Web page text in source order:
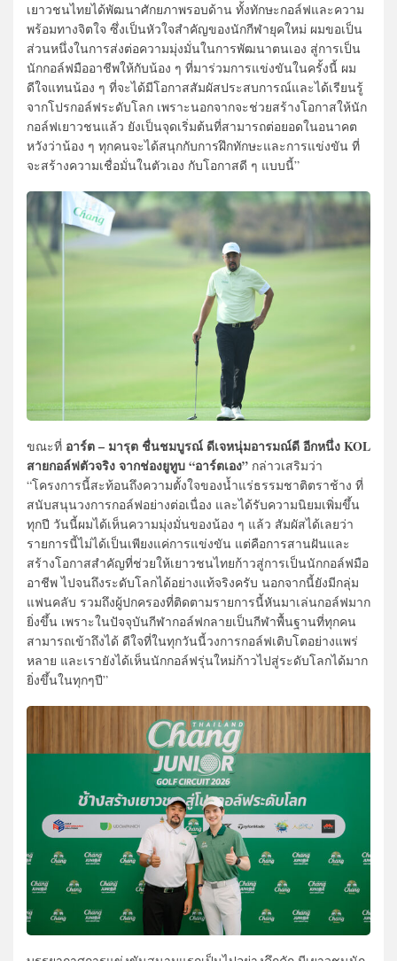
เยาวชนไทยได้พัฒนาศักยภาพรอบด้าน ทั้งทักษะกอล์ฟและความ
พร้อมทางจิตใจ ซึ่งเป็นหัวใจสำคัญของนักกีฬายุคใหม่ ผมขอเป็น
ส่วนหนึ่งในการส่งต่อความมุ่งมั่นในการพัฒนาตนเอง สู่การเป็น
นักกอล์ฟมืออาชีพให้กับน้อง ๆ ที่มาร่วมการแข่งขันในครั้งนี้ ผม
ดีใจแทนน้อง ๆ ที่จะได้มีโอกาสสัมผัสประสบการณ์และได้เรียนรู้
จากโปรกอล์ฟระดับโลก เพราะนอกจากจะช่วยสร้างโอกาสให้นัก
กอล์ฟเยาวชนแล้ว ยังเป็นจุดเริ่มต้นที่สามารถต่อยอดในอนาคต
หวังว่าน้อง ๆ ทุกคนจะได้สนุกกับการฝึกทักษะและการแข่งขัน ที่
จะสร้างความเชื่อมั่นในตัวเอง กับโอกาสดี ๆ แบบนี้”
ขณะที่ อาร์ต – มารุต ชื่นชมบูรณ์ ดีเจหนุ่มอารมณ์ดี อีกหนึ่ง KOL
สายกอล์ฟตัวจริง จากช่องยูทูบ “อาร์ตเอง” กล่าวเสริมว่า
“โครงการนี้สะท้อนถึงความตั้งใจของน้ำแร่ธรรมชาติตราช้าง ที่
สนับสนุนวงการกอล์ฟอย่างต่อเนื่อง และได้รับความนิยมเพิ่มขึ้น
ทุกปี วันนี้ผมได้เห็นความมุ่งมั่นของน้อง ๆ แล้ว สัมผัสได้เลยว่า
รายการนี้ไม่ได้เป็นเพียงแค่การแข่งขัน แต่คือการสานฝันและ
สร้างโอกาสสำคัญที่ช่วยให้เยาวชนไทยก้าวสู่การเป็นนักกอล์ฟมือ
อาชีพ ไปจนถึงระดับโลกได้อย่างแท้จริงครับ นอกจากนี้ยังมีกลุ่ม
แฟนคลับ รวมถึงผู้ปกครองที่ติดตามรายการนี้หันมาเล่นกอล์ฟมาก
ยิ่งขึ้น เพราะในปัจจุบันกีฬากอล์ฟกลายเป็นกีฬาพื้นฐานที่ทุกคน
สามารถเข้าถึงได้ ดีใจที่ในทุกวันนี้วงการกอล์ฟเติบโตอย่างแพร่
หลาย และเรายังได้เห็นนักกอล์ฟรุ่นใหม่ก้าวไปสู่ระดับโลกได้มาก
ยิ่งขึ้นในทุกๆปี”